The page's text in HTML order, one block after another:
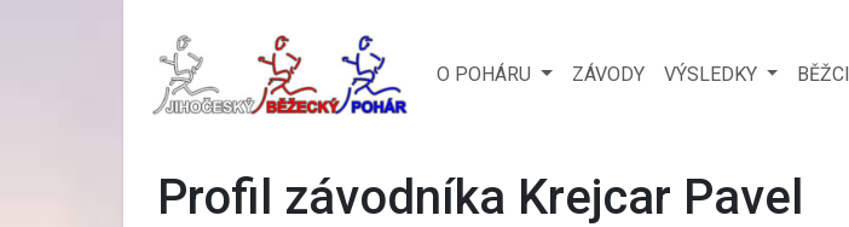
O POHÁRU ZÁVODY VÝSLEDKY BĚŽCI
Profil závodníka Krejcar Pavel